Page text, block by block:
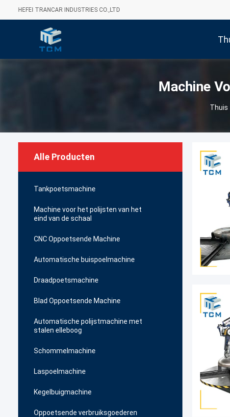
HEFEI TRANCAR INDUSTRIES CO.,LTD
Machine
Thuis
Alle Producten
Tankpoetsmachine
Machine voor het polijsten van het
eind van de schaal
CNC Oppoetsende Machine
Automatische buispoelmachine
Draadpoetsmachine
Blad Oppoetsende Machine
Automatische polijstmachine met
stalen elleboog
Schommelmachine
Laspoelmachine
Kegelbuigmachine
Oppoetsende verbruiksgoederen